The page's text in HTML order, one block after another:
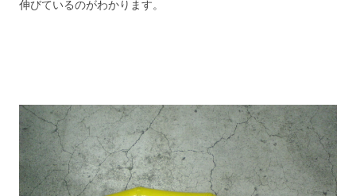
伸びているのがわかります。